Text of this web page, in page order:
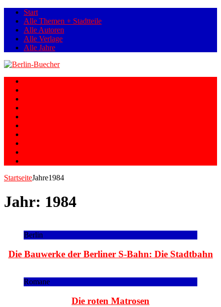
Start
Alle Themen + Stadtteile
Alle Autoren
Alle Verlage
Alle Jahre
StartseiteJahre1984
Jahr: 1984
Berlin
Die Bauwerke der Berliner S-Bahn: Die Stadtbahn
Romane
Die roten Matrosen